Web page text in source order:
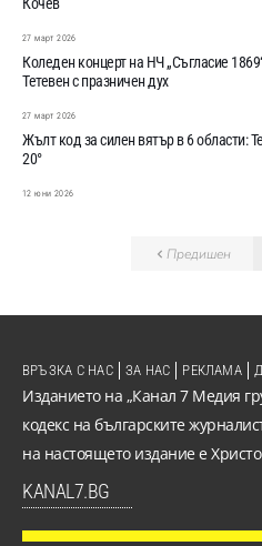
Кочев
27 март 2026
Коледен концерт на НЧ „Съгласие
Тетевен с празничен дух
27 март 2026
Жълт код за силен вятър в 6 области:
20°
12 юни 2026
Предишен
Изданието на „Канал 7 Медия
кодекс на българските
на настоящето издание е
KANAL7.BG
ВРЪЗКА С НАС ЗА НАС РЕКЛАМА